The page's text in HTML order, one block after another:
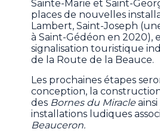
Sainte-Marie et Saint-
places de nouvelles
Lambert, Saint-Joseph
à Saint-Gédéon en 2020),
signalisation touristique
de la Route de la Beauce.
Les prochaines étapes
conception, la
des Bornes du Miracleainsi
installations ludiques
Beauceron.